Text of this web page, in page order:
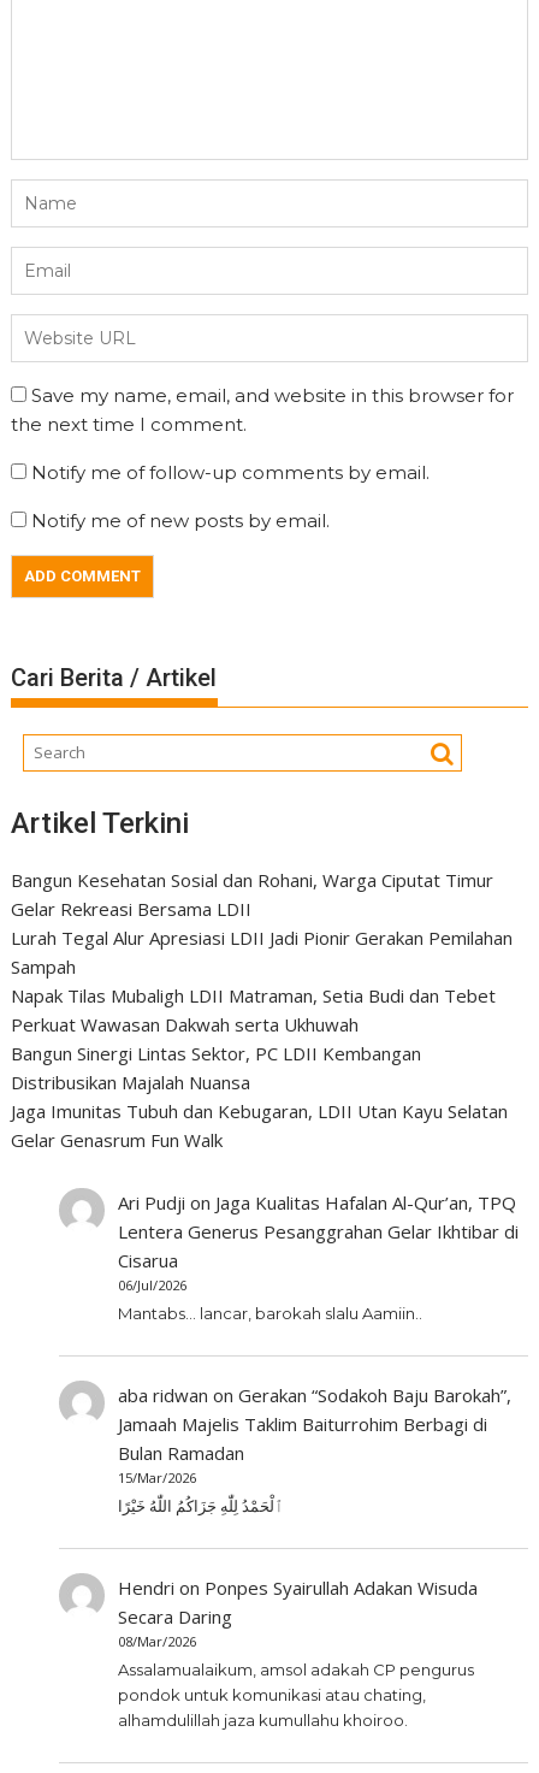
Save my name, email, and website in this browser for
the next time I comment.
Notify me of follow-up comments by email.
Notify me of new posts by email.
Cari Berita / Artikel
Artikel Terkini
Bangun Kesehatan Sosial dan Rohani, Warga Ciputat Timur
Gelar Rekreasi Bersama LDII
Lurah Tegal Alur Apresiasi LDII Jadi Pionir Gerakan Pemilahan
Sampah
Napak Tilas Mubaligh LDII Matraman, Setia Budi dan Tebet
Perkuat Wawasan Dakwah serta Ukhuwah
Bangun Sinergi Lintas Sektor, PC LDII Kembangan
Distribusikan Majalah Nuansa
Jaga Imunitas Tubuh dan Kebugaran, LDII Utan Kayu Selatan
Gelar Genasrum Fun Walk
Ari Pudji on Jaga Kualitas Hafalan Al-Qur’an, TPQ
Lentera Generus Pesanggrahan Gelar Ikhtibar di
Cisarua
06/Jul/2026
Mantabs... lancar, barokah slalu Aamiin..
aba ridwan onGerakan “Sodakoh Baju Barokah”,
Jamaah Majelis Taklim Baiturrohim Berbagi di
Bulan Ramadan
15/Mar/2026
ٱلْحَمْدُ لِلّٰهِ جَزَاكُمُ اللّٰهُ خَيْرًا
Hendri on Ponpes Syairullah Adakan Wisuda
Secara Daring
08/Mar/2026
Assalamualaikum, amsol adakah CP pengurus
pondok untuk komunikasi atau chating,
alhamdulillah jaza kumullahu khoiroo.